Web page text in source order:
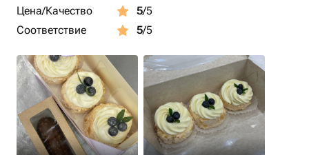
Цена/Качество
5/5
Соответствие
5/5